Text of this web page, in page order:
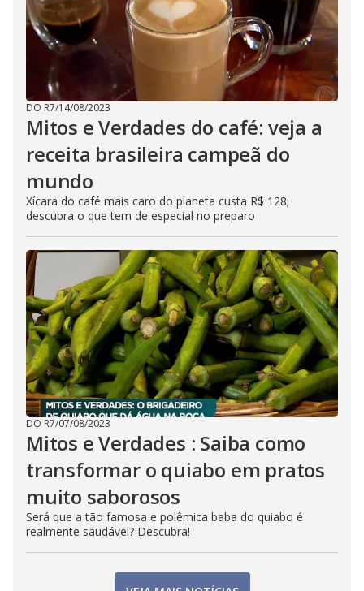
DO R7/14/08/2023
Mitos e Verdades do café: veja a
receita brasileira campeã do
mundo
Xícara do café mais caro do planeta custa R$ 128;
descubra o que tem de especial no preparo
DO R7/07/08/2023
Mitos e Verdades : Saiba como
transformar o quiabo em pratos
muito saborosos
Será que a tão famosa e polêmica baba do quiabo é
realmente saudável? Descubra!